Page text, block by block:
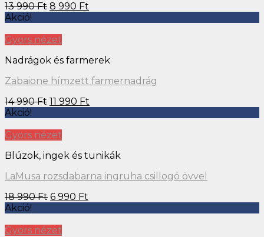
13 990Ft 8 990 Ft
Akció!
Gyors nézet
Nadrágok és farmerek
Zabaione hímzett farmernadrág
14 990Ft 11 990 Ft
Akció!
Gyors nézet
Blúzok, ingek és tunikák
LaMusa rozsdabarna ingruha csillogó övvel
18 990Ft 6 990 Ft
Akció!
Gyors nézet